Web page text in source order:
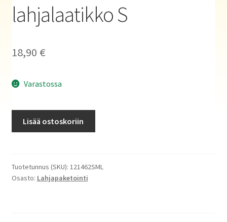
lahjalaatikko S
18,90 €
Varastossa
määrä
Lisää ostoskoriin
Tuotetunnus (SKU): 121462SML
Osasto: Lahjapaketointi